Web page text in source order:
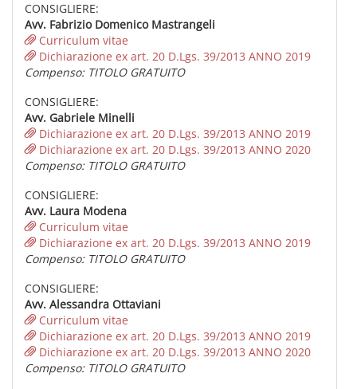
CONSIGLIERE:
Avv. Fabrizio Domenico Mastrangeli
Curriculum vitae
Dichiarazione ex art. 20 D.Lgs. 39/2013 ANNO 2019
Compenso: TITOLO GRATUITO
CONSIGLIERE:
Avv. Gabriele Minelli
Dichiarazione ex art. 20 D.Lgs. 39/2013 ANNO 2019
Dichiarazione ex art. 20 D.Lgs. 39/2013 ANNO 2020
Compenso: TITOLO GRATUITO
CONSIGLIERE:
Avv. Laura Modena
Curriculum vitae
Dichiarazione ex art. 20 D.Lgs. 39/2013 ANNO 2019
Compenso: TITOLO GRATUITO
CONSIGLIERE:
Avv. Alessandra Ottaviani
Curriculum vitae
Dichiarazione ex art. 20 D.Lgs. 39/2013 ANNO 2019
Dichiarazione ex art. 20 D.Lgs. 39/2013 ANNO 2020
Compenso: TITOLO GRATUITO